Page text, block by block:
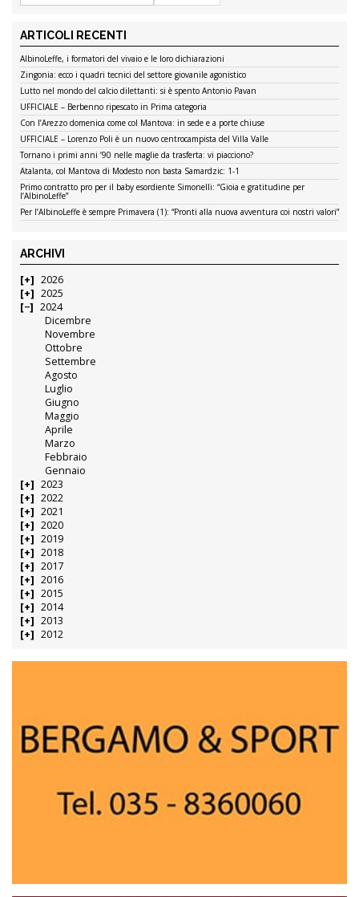
ARTICOLI RECENTI
AlbinoLeffe, i formatori del vivaio e le loro dichiarazioni
Zingonia: ecco i quadri tecnici del settore giovanile agonistico
Lutto nel mondo del calcio dilettanti: si è spento Antonio Pavan
UFFICIALE – Berbenno ripescato in Prima categoria
Con l’Arezzo domenica come col Mantova: in sede e a porte chiuse
UFFICIALE – Lorenzo Poli è un nuovo centrocampista del Villa Valle
Tornano i primi anni ’90 nelle maglie da trasferta: vi piacciono?
Atalanta, col Mantova di Modesto non basta Samardzic: 1-1
Primo contratto pro per il baby esordiente Simonelli: “Gioia e gratitudine per
l’AlbinoLeffe”
Per l’AlbinoLeffe è sempre Primavera (1): “Pronti alla nuova avventura coi nostri valori”
ARCHIVI
2026
2025
2024
Dicembre
Novembre
Ottobre
Settembre
Agosto
Luglio
Giugno
Maggio
Aprile
Marzo
Febbraio
Gennaio
2023
2022
2021
2020
2019
2018
2017
2016
2015
2014
2013
2012